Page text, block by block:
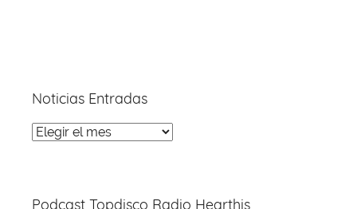
Noticias Entradas
Noticias
Podcast Topdisco Radio Hearthis